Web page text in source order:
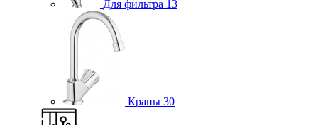
Для фильтра 13
Краны 30